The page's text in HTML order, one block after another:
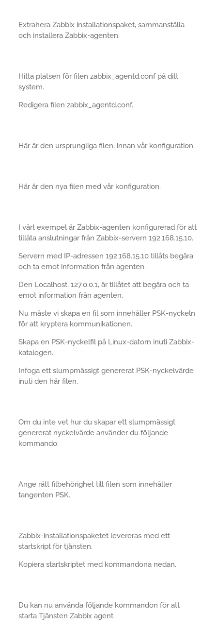
Extrahera Zabbix installationspaket, sammanställa
och installera Zabbix-agenten.
Hitta platsen för filen zabbix_agentd.conf på ditt
system.
Redigera filen zabbix_agentd.conf.
Här är den ursprungliga filen, innan vår konfiguration.
Här är den nya filen med vår konfiguration.
I vårt exempel är Zabbix-agenten konfigurerad för att
tillåta anslutningar från Zabbix-servern 192.168.15.10.
Servern med IP-adressen 192.168.15.10 tillåts begära
och ta emot information från agenten.
Den Localhost, 127.0.0.1, är tillåtet att begära och ta
emot information från agenten.
Nu måste vi skapa en fil som innehåller PSK-nyckeln
för att kryptera kommunikationen.
Skapa en PSK-nyckelfil på Linux-datorn inuti Zabbix-
katalogen.
Infoga ett slumpmässigt genererat PSK-nyckelvärde
inuti den här filen.
Om du inte vet hur du skapar ett slumpmässigt
genererat nyckelvärde använder du följande
kommando:
Ange rätt filbehörighet till filen som innehåller
tangenten PSK.
Zabbix-installationspaketet levereras med ett
startskript för tjänsten.
Kopiera startskriptet med kommandona nedan.
Du kan nu använda följande kommandon för att
starta Tjänsten Zabbix agent.